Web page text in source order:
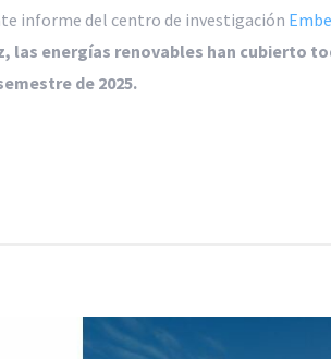
informe del centro de investigación
las energías renovables han cubierto
de 2025.